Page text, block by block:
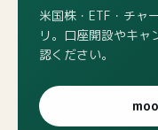
米国株・ETF・チャ
リ。口座開設やキャ
認ください。